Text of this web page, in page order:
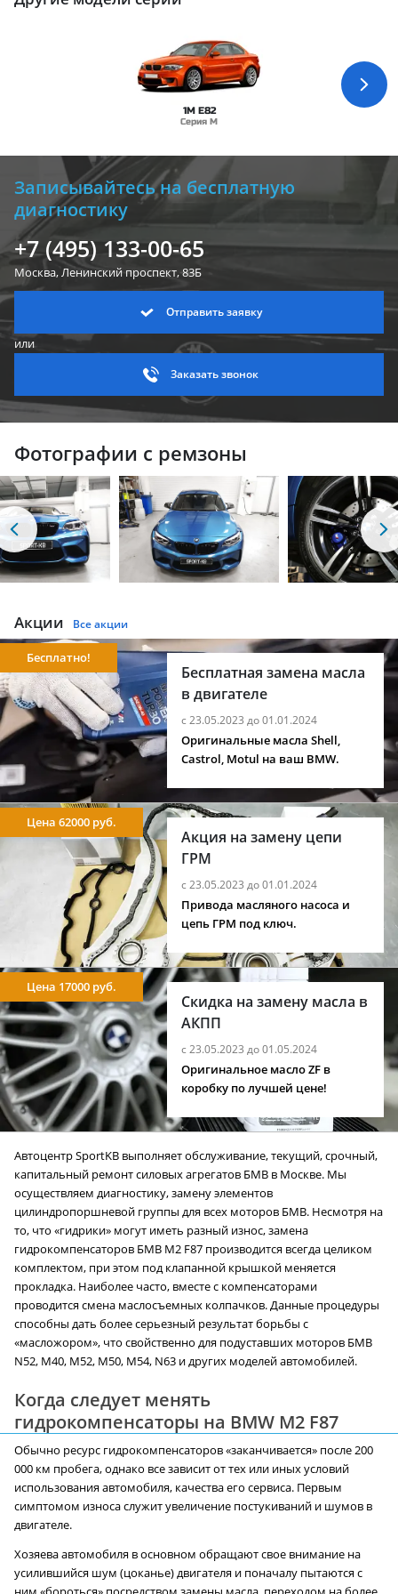
1M E82
Серия M
Записывайтесь на бесплатную
диагностику
+7 (495) 133-00-65
Москва, Ленинскийпроспект, 83Б
Отправить заявку
или
Заказать звонок
Фотографии с ремзоны
Акции Все акции
Бесплатная замена масла
в двигателе
с 23.05.2023 до 01.01.2024
Бесплатно!
Оригинальные масла Shell,
Castrol, Motul на ваш BMW.
Акция на замену цепи
ГРМ
с 23.05.2023 до 01.01.2024
Цена 62000 руб.
Привода масляного насоса и
цепь ГРМ под ключ.
Скидка на замену масла в
АКПП
с 23.05.2023 до 01.05.2024
Цена 17000 руб.
Оригинальное масло ZF в
коробку по лучшей цене!
Автоцентр SportKB выполняет обслуживание, текущий, срочный,
капитальный ремонт силовых агрегатов БМВ в Москве. Мы
осуществляем диагностику, замену элементов
цилиндропоршневой группы для всех моторов БМВ. Несмотря на
то, что «гидрики» могут иметь разный износ, замена
гидрокомпенсаторов БМВ M2 F87 производится всегда целиком
комплектом, при этом под клапанной крышкой меняется
прокладка. Наиболее часто, вместе с компенсаторами
проводится смена маслосъемных колпачков. Данные процедуры
способны дать более серьезный результат борьбы с
«масложором», что свойственно для подуставших моторов БМВ
N52, М40, М52, М50, М54, N63 и других моделей автомобилей.
Когда следует менять
гидрокомпенсаторы на BMW M2 F87
Обычно ресурс гидрокомпенсаторов «заканчивается» после 200
000 км пробега, однако все зависит от тех или иных условий
использования автомобиля, качества его сервиса. Первым
симптомом износа служит увеличение постукиваний и шумов в
двигателе.
Хозяева автомобиля в основном обращают свое внимание на
усилившийся шум (цоканье) двигателя и поначалу пытаются с